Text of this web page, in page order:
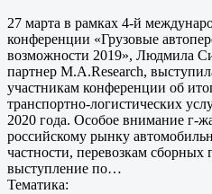
27 марта в рамках 4-й
конференции «Грузовые
возможности 2019», Людмила
партнер M.A.Research,
участникам конференции об
транспортно-логистических
2020 года. Особое внимание г-
российскому рынку
частности, перевозкам сборных
выступление по…
Тематика: